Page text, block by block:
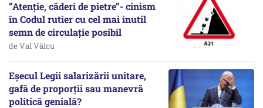
”Atenție, căderi de pietre”- cinism
în Codul rutier cu cel mai inutil
semn de circulație posibil
de Val Vâlcu
Eșecul Legii salarizării unitare,
gafă de proporții sau manevră
politică genială?